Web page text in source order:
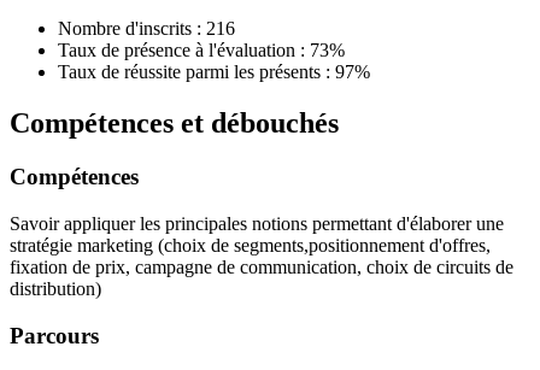
Nombre d'inscrits : 216
Taux de présence à l'évaluation : 73%
Taux de réussite parmi les présents : 97%
Compétences et débouchés
Compétences
Savoir appliquer les principales notions permettant d'élaborer une
stratégie marketing (choix de segments,positionnement d'offres,
fixation de prix, campagne de communication, choix de circuits de
distribution)
Parcours